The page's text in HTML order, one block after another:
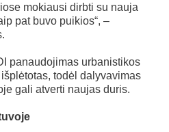
mokiausi dirbti su nauja
pat buvo puikios“, –
panaudojimas urbanistikos
todėl dalyvavimas
gali atverti naujas duris.